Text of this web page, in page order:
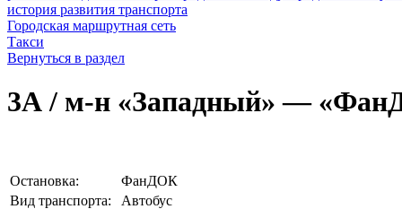
история развития транспорта
Городская маршрутная сеть
Такси
Вернуться в раздел
3А / м-н «Западный» —
Остановка:
ФанДОК
Вид транспорта:
Автобус